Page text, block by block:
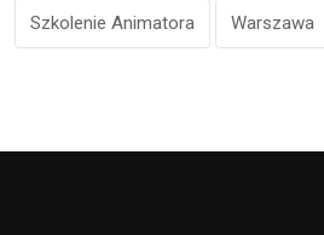
Szkolenie Animatora Warszawa